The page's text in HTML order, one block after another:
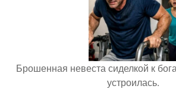
Брошенная невеста сиделкой к
устроилась.